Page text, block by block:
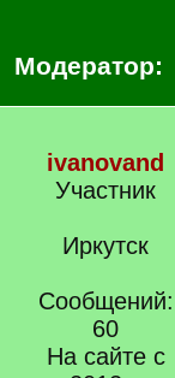
Модератор:
ivanovand
Участник
Иркутск
Сообщений:
60
На сайте с